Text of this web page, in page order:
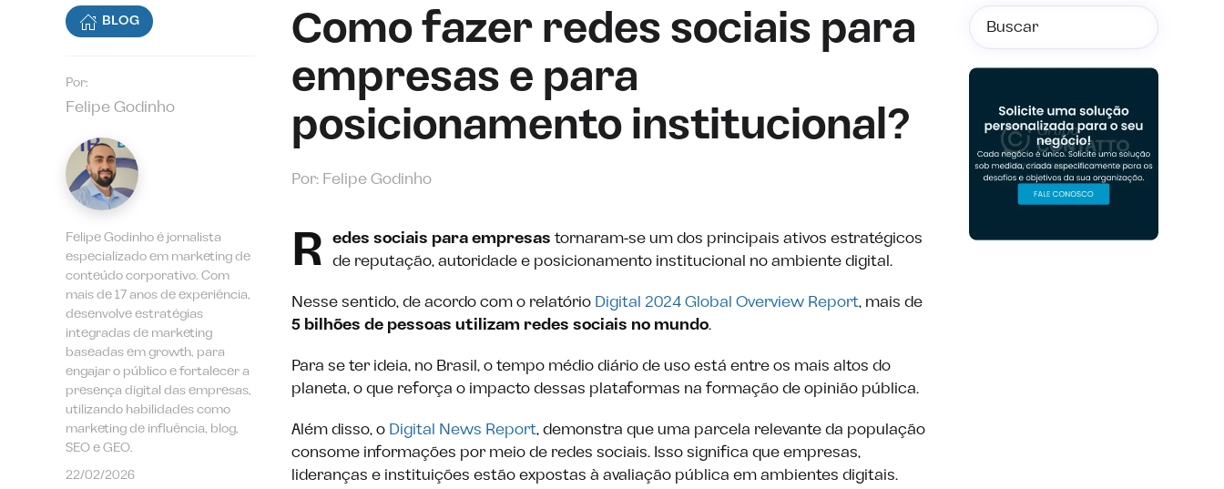
BLOG
Por:
Felipe Godinho
Felipe Godinho é jornalista
especializado em marketing de
conteúdo corporativo. Com
mais de 17 anos de experiência,
desenvolve estratégias
integradas de marketing
baseadas em growth, para
engajar o público e fortalecer a
presença digital das empresas,
utilizando habilidades como
marketing de influência, blog,
SEO e GEO.
22/02/2026
Como fazer redes sociais para
empresas e para
posicionamento institucional?
Por: Felipe Godinho
R edes sociais para empresas tornaram-se um dos principais ativos estratégicos
de reputação, autoridade e posicionamento institucional no ambiente digital.
Nesse sentido, de acordo com o relatório Digital 2024 Global Overview Report, mais de
5 bilhões de pessoas utilizam redes sociais no mundo.
Para se ter ideia, no Brasil, o tempo médio diário de uso está entre os mais altos do
planeta, o que reforça o impacto dessas plataformas na formação de opinião pública.
Além disso, o Digital News Report, demonstra que uma parcela relevante da população
consome informações por meio de redes sociais. Isso significa que empresas,
lideranças e instituições estão expostas à avaliação pública em ambientes digitais.